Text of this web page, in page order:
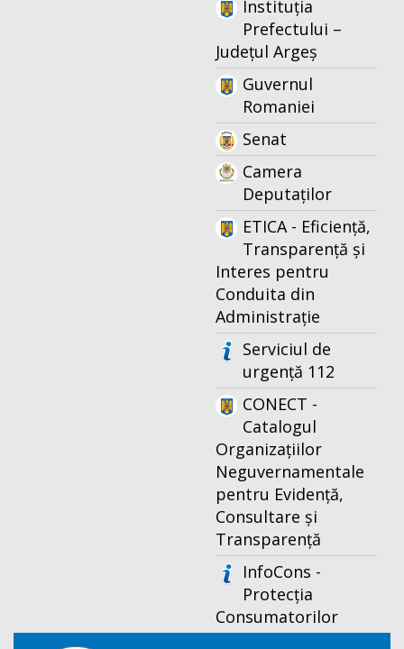
Instituția
Prefectului –
Județul Argeș
Guvernul
Romaniei
Senat
Camera
Deputaților
ETICA - Eficiență,
Transparență și
Interes pentru
Conduita din
Administrație
Serviciul de
urgență 112
CONECT -
Catalogul
Organizațiilor
Neguvernamentale
pentru Evidență,
Consultare și
Transparență
InfoCons -
Protecția
Consumatorilor